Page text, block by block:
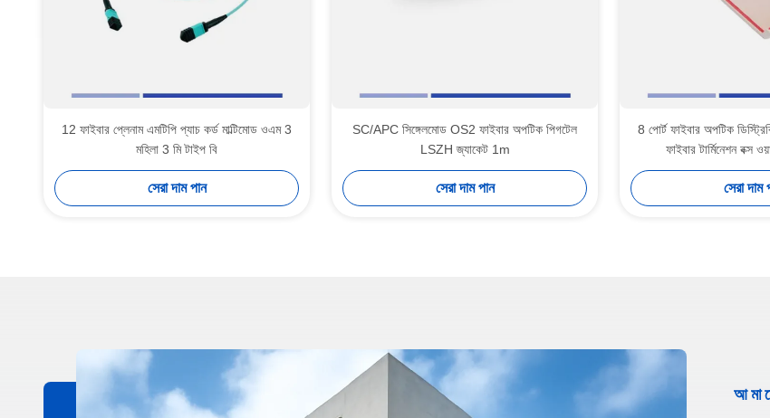
12 ফাইবার প্লেনাম এমটিপি প্যাচ কর্ড মাল্টিমোড ওএম 3
মহিলা 3 মি টাইপ বি
সেরা দাম পান
SC/APC সিঙ্গেলমোড OS2 ফাইবার অপটিক পিগটেল
LSZH জ্যাকেট 1m
সেরা দাম পান
8 পোর্ট ফাইবার অপটিক
ফাইবার টার্মিনেশন বক্স
সেরা দাম